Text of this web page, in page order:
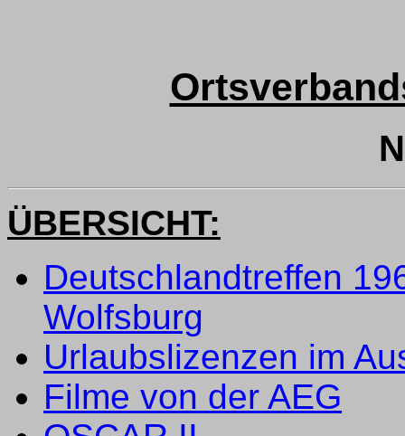
ÜBERSICHT:
Deutschlandtreffen
Wolfsburg
Urlaubslizenzen im
Filme von der AEG